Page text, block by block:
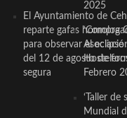
El Ayuntamiento de
reparte gafas
para observar el eclipse
del 12 de agosto de
segura
2025
‘Compra
Febrero
‘Taller de
Mundial